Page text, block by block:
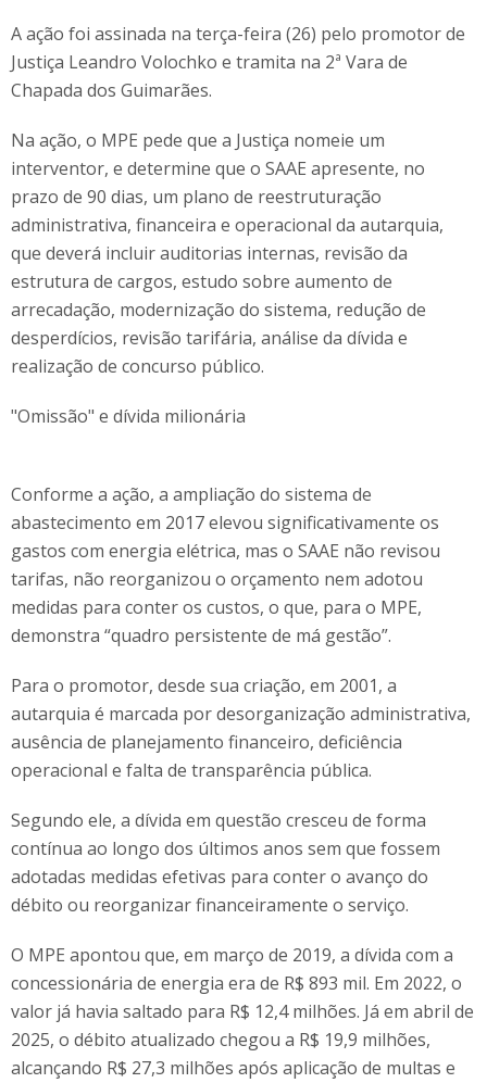
A ação foi assinada na terça-feira (26) pelo promotor de
Justiça Leandro Volochko e tramita na 2ª Vara de
Chapada dos Guimarães.
Na ação, o MPE pede que a Justiça nomeie um
interventor, e determine que o SAAE apresente, no
prazo de 90 dias, um plano de reestruturação
administrativa, financeira e operacional da autarquia,
que deverá incluir auditorias internas, revisão da
estrutura de cargos, estudo sobre aumento de
arrecadação, modernização do sistema, redução de
desperdícios, revisão tarifária, análise da dívida e
realização de concurso público.
"Omissão" e dívida milionária
Conforme a ação, a ampliação do sistema de
abastecimento em 2017 elevou significativamente os
gastos com energia elétrica, mas o SAAE não revisou
tarifas, não reorganizou o orçamento nem adotou
medidas para conter os custos, o que, para o MPE,
demonstra “quadro persistente de má gestão”.
Para o promotor, desde sua criação, em 2001, a
autarquia é marcada por desorganização administrativa,
ausência de planejamento financeiro, deficiência
operacional e falta de transparência pública.
Segundo ele, a dívida em questão cresceu de forma
contínua ao longo dos últimos anos sem que fossem
adotadas medidas efetivas para conter o avanço do
débito ou reorganizar financeiramente o serviço.
O MPE apontou que, em março de 2019, a dívida com a
concessionária de energia era de R$ 893 mil. Em 2022, o
valor já havia saltado para R$ 12,4 milhões. Já em abril de
2025, o débito atualizado chegou a R$ 19,9 milhões,
alcançando R$ 27,3 milhões após aplicação de multas e